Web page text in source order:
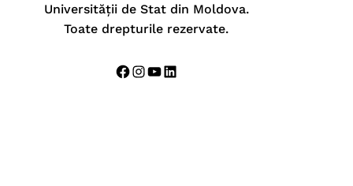
Universității de Stat din Moldova.
Toate drepturile rezervate.
Facebook
Instagram
YouTube
LinkedIn